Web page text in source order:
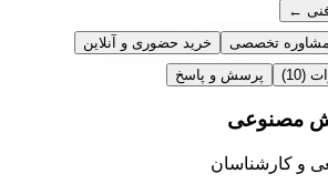
←
مشاوره تخصصی
خرید حضوری و آنلاین
(10) پرسش و پاسخ
مصنوعی
و کارشناسان